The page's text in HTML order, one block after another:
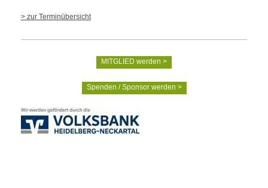
> zur Terminübersicht
MITGLIED werden >
Spenden / Sponsor werden >